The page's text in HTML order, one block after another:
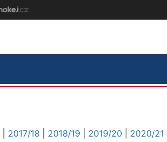
2017/18 2018/19 2019/20
2020/21